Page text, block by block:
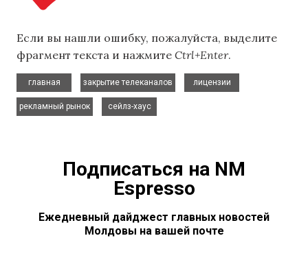
Если вы нашли ошибку, пожалуйста, выделите
фрагмент текста и нажмите Ctrl+Enter.
главная
закрытие телеканалов
лицензии
рекламный рынок
сейлз-хаус
Подписаться на NM
Espresso
Ежедневный дайджест главных новостей
Молдовы на вашей почте